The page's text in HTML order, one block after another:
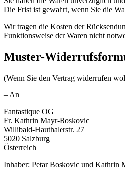
Die Frist ist gewahrt, wenn Sie die
Wir tragen die Kosten der
Funktionsweise der Waren nicht
Muster-
(Wenn Sie den Vertrag widerrufen
– An
Fantastique OG
Fr. Kathrin Mayr-Boskovic
Willibald-Hauthalerstr. 27
5020 Salzburg
Österreich
Inhaber: Petar Boskovic und Kathrin